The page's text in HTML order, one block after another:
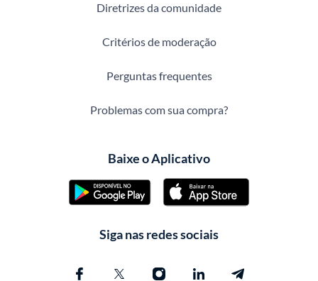
Diretrizes da comunidade
Critérios de moderação
Perguntas frequentes
Problemas com sua compra?
Baixe o Aplicativo
Siga nas redes sociais